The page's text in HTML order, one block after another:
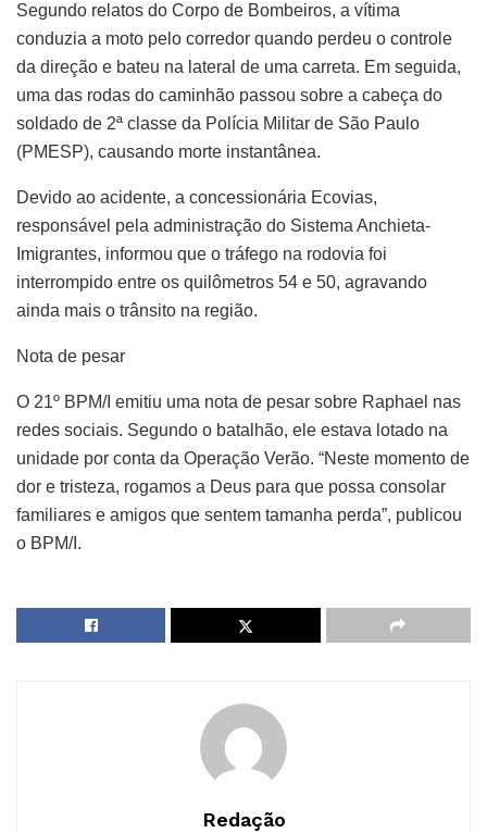
Segundo relatos do Corpo de Bombeiros, a vítima
conduzia a moto pelo corredor quando perdeu o controle
da direção e bateu na lateral de uma carreta. Em seguida,
uma das rodas do caminhão passou sobre a cabeça do
soldado de 2ª classe da Polícia Militar de São Paulo
(PMESP), causando morte instantânea.
Devido ao acidente, a concessionária Ecovias,
responsável pela administração do Sistema Anchieta-
Imigrantes, informou que o tráfego na rodovia foi
interrompido entre os quilômetros 54 e 50, agravando
ainda mais o trânsito na região.
Nota de pesar
O 21º BPM/I emitiu uma nota de pesar sobre Raphael nas
redes sociais. Segundo o batalhão, ele estava lotado na
unidade por conta da Operação Verão. “Neste momento de
dor e tristeza, rogamos a Deus para que possa consolar
familiares e amigos que sentem tamanha perda”, publicou
o BPM/I.
Redação